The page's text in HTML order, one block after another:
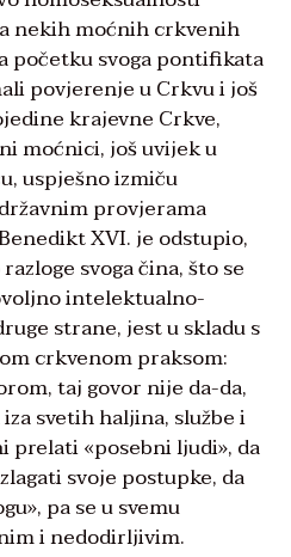
nekih moćnih crkvenih
početku svoga pontifikata
povjerenje u Crkvu i još
krajevne Crkve,
moćnici, još uvijek u
uspješno izmiču
provjerama
XVI. je odstupio,
svoga čina, što se
intelektualno-
strane, jest u skladu s
crkvenom praksom:
taj govor nije da-da,
svetih haljina, službe i
prelati «posebni ljudi», da
svoje postupke, da
pa se u svemu
i nedodirljivim.